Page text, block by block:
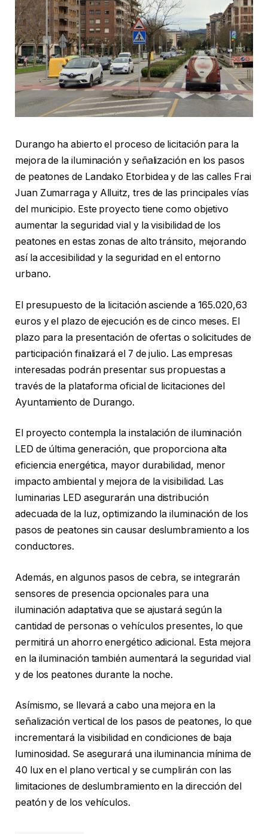
Durango ha abierto el proceso de licitación para la
mejora de la iluminación y señalización en los pasos
de peatones de Landako Etorbidea y de las calles Frai
Juan Zumarraga y Alluitz, tres de las principales vías
del municipio. Este proyecto tiene como objetivo
aumentar la seguridad vial y la visibilidad de los
peatones en estas zonas de alto tránsito, mejorando
así la accesibilidad y la seguridad en el entorno
urbano.
El presupuesto de la licitación asciende a 165.020,63
euros y el plazo de ejecución es de cinco meses. El
plazo para la presentación de ofertas o solicitudes de
participación finalizará el 7 de julio. Las empresas
interesadas podrán presentar sus propuestas a
través de la plataforma oficial de licitaciones del
Ayuntamiento de Durango.
El proyecto contempla la instalación de iluminación
LED de última generación, que proporciona alta
eficiencia energética, mayor durabilidad, menor
impacto ambiental y mejora de la visibilidad. Las
luminarias LED asegurarán una distribución
adecuada de la luz, optimizando la iluminación de los
pasos de peatones sin causar deslumbramiento a los
conductores.
Además, en algunos pasos de cebra, se integrarán
sensores de presencia opcionales para una
iluminación adaptativa que se ajustará según la
cantidad de personas o vehículos presentes, lo que
permitirá un ahorro energético adicional. Esta mejora
en la iluminación también aumentará la seguridad vial
y de los peatones durante la noche.
Asímismo, se llevará a cabo una mejora en la
señalización vertical de los pasos de peatones, lo que
incrementará la visibilidad en condiciones de baja
luminosidad. Se asegurará una iluminancia mínima de
40 lux en el plano vertical y se cumplirán con las
limitaciones de deslumbramiento en la dirección del
peatón y de los vehículos.